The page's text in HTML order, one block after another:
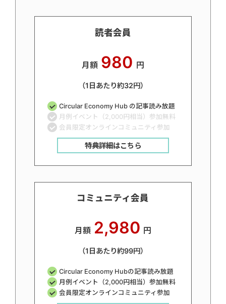
読者会員
月額 980 円
（1日あたり約32円）
Circular Economy Hub の記事読み放題
月例イベント（2,000円相当）参加無料
会員限定オンラインコミュニティ参加
特典詳細はこちら
コミュニティ会員
月額 2,980 円
（1日あたり約99円）
Circular Economy Hubの記事読み放題
月例イベント（2,000円相当）参加無料
会員限定オンラインコミュニティ参加